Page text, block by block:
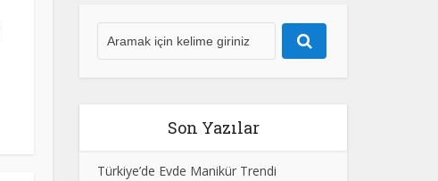
Son Yazılar
Türkiye’de Evde Manikür Trendi